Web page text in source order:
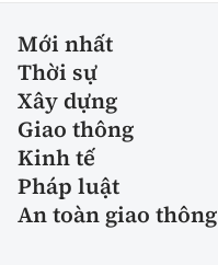
Mới nhất
Thời sự
Xây dựng
Giao thông
Kinh tế
Pháp luật
An toàn giao thông